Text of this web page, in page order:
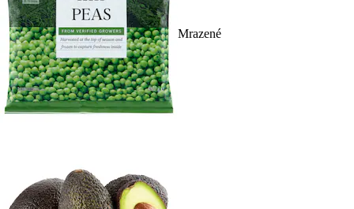
Mrazené